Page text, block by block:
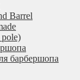
Barrel
pole)
барбершопа